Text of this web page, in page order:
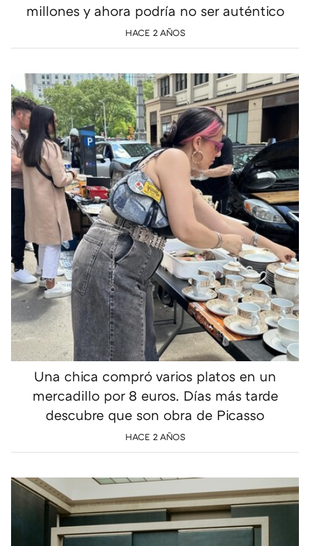
millones y ahora podría no ser auténtico
HACE 2 AÑOS
Una chica compró varios platos en un
mercadillo por 8 euros. Días más tarde
descubre que son obra de Picasso
HACE 2 AÑOS